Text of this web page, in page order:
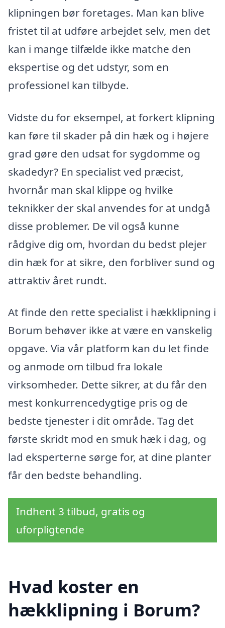
klipningen bør foretages. Man kan blive
fristet til at udføre arbejdet selv, men det
kan i mange tilfælde ikke matche den
ekspertise og det udstyr, som en
professionel kan tilbyde.
Vidste du for eksempel, at forkert klipning
kan føre til skader på din hæk og i højere
grad gøre den udsat for sygdomme og
skadedyr? En specialist ved præcist,
hvornår man skal klippe og hvilke
teknikker der skal anvendes for at undgå
disse problemer. De vil også kunne
rådgive dig om, hvordan du bedst plejer
din hæk for at sikre, den forbliver sund og
attraktiv året rundt.
At finde den rette specialist i hækklipning i
Borum behøver ikke at være en vanskelig
opgave. Via vår platform kan du let finde
og anmode om tilbud fra lokale
virksomheder. Dette sikrer, at du får den
mest konkurrencedygtige pris og de
bedste tjenester i dit område. Tag det
første skridt mod en smuk hæk i dag, og
lad eksperterne sørge for, at dine planter
får den bedste behandling.
Indhent 3 tilbud, gratis og
uforpligtende
Hvad koster en
hækklipning i Borum?